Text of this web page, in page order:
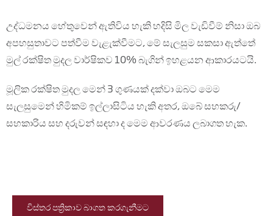
උද්ධමනය හේතුවෙන් ඇතිවිය හැකි හදිසි මිල වැඩිවීම් නිසා ඔබ
අපහසුතාවට පත්වීම වැළැක්වීමට, මේ සැලසුම සකසා ඇත්තේ
මුල් රක්ෂිත මුදල වාර්ෂිකව 10% බැගින් ඉහළයන ආකාරයටයි.
මූලික රක්ෂිත මුදල මෙන් 3 ගුණයක් දක්වා ඔබට මෙම
සැලසුමෙන් හිමිකම් ඉල්ලාසිටිය හැකි අතර, ඔබේ සහකරු/
සහකාරිය සහ දරුවන් සඳහා ද මෙම ආවරණය ලබාගත හැක.
විස්තර පත්‍රිකාව බාගත කරගැනීමට